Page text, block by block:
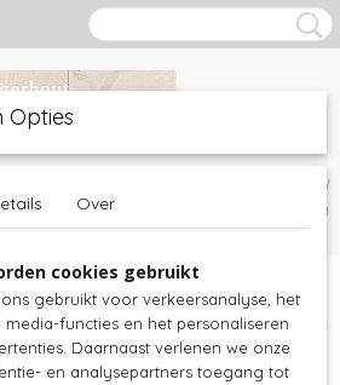
UW WINKELWAGEN
(0)
>Decoratie>E-book Wat kost een
Opties
Over
cookies gebruikt
gebruikt voor verkeersanalyse, het
functies en het personaliseren
Daarnaast verlenen we onze
en analysepartners toegang tot